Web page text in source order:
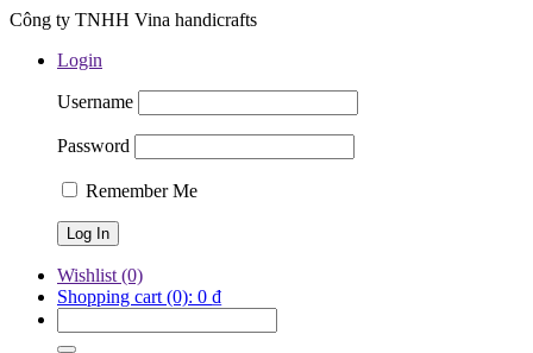
Công ty TNHH Vina handicrafts
Login
Username
Password
Remember Me
Wishlist (0)
Shopping cart (0): 0 ₫